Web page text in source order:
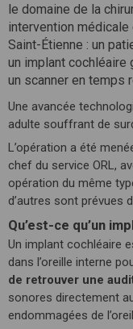
le domaine de la
intervention médicale
Saint-Étienne : un
un implant cochléaire
un scanner en temps
Une avancée
adulte souffrant de
L’opération a été
chef du service ORL,
opération du même
d’autres sont prévues
Qu’est-ce qu’un
Un implant cochléaire
dans l’oreille interne
de retrouver une
sonores directement
endommagées de